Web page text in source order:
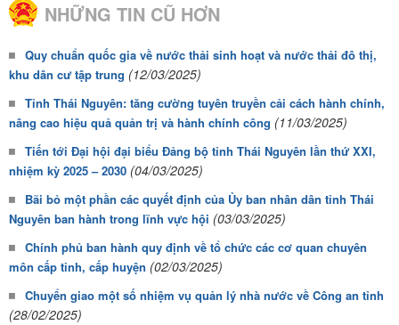
NHỮNG TIN CŨ HƠN
Quy chuẩn quốc gia về nước thải sinh hoạt và nước thải đô thị,
khu dân cư tập trung (12/03/2025)
Tỉnh Thái Nguyên: tăng cường tuyên truyền cải cách hành chính,
nâng cao hiệu quả quản trị và hành chính công (11/03/2025)
Tiến tới Đại hội đại biểu Đảng bộ tỉnh Thái Nguyên lần thứ XXI,
nhiệm kỳ 2025 – 2030 (04/03/2025)
Bãi bỏ một phần các quyết định của Ủy ban nhân dân tỉnh Thái
Nguyên ban hành trong lĩnh vực hội (03/03/2025)
Chính phủ ban hành quy định về tổ chức các cơ quan chuyên
môn cấp tỉnh, cấp huyện (02/03/2025)
Chuyển giao một số nhiệm vụ quản lý nhà nước về Công an tỉnh
(28/02/2025)